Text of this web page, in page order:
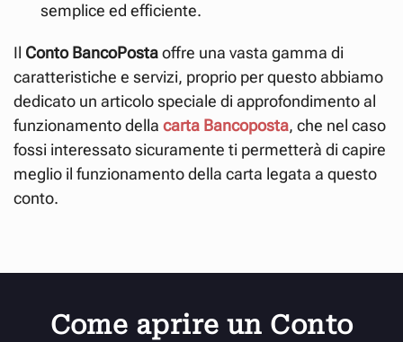
semplice ed efficiente.
Il Conto BancoPostaoffre una vasta gamma di
caratteristiche e servizi, proprio per questo abbiamo
dedicato un articolo speciale di approfondimento al
funzionamento della carta Bancoposta, che nel caso
fossi interessato sicuramente ti permetterà di capire
meglio il funzionamento della carta legata a questo
conto.
Come aprire un Conto